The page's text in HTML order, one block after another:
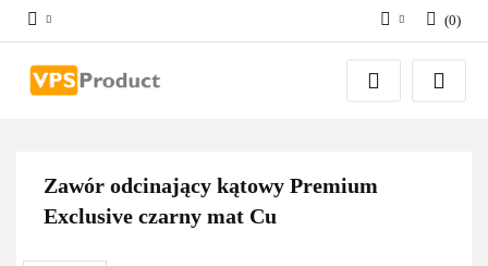
Zaloguj się
Zarejestruj się
(0)
Zawór odcinający kątowy Premium
Exclusive czarny mat Cu